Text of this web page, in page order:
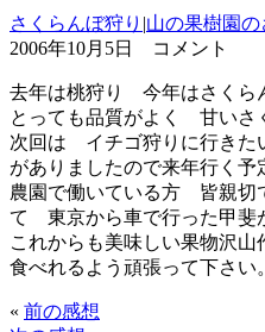
さくらんぼ狩り |山の果樹園の
2006年10月5日 コメント
去年は桃狩り 今年はさくら
とっても品質がよく 甘いさ
次回は イチゴ狩りに行きた
がありましたので来年行く予
農園で働いている方 皆親切
て 東京から車で行った甲斐
これからも美味しい果物沢
食べれるよう頑張って下さい。
« 前の感想